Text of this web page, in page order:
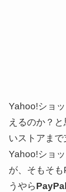
Yahoo!ショ
えるのか？
いストアまで
Yahoo!ショ
が、そもそ
うやら